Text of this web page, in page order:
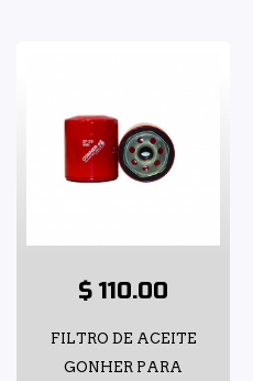
$ 110.00
FILTRO DE ACEITE
GONHER PARA